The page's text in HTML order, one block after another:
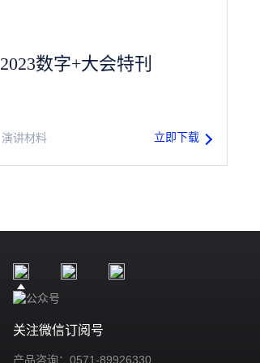
2023数字+大会特刊
演讲材料 立即下载
关注微信订阅号
产品咨询：0571-89926330